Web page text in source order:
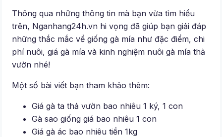
Thông qua những thông tin mà bạn vừa tìm hiểu
trên, Nganhang24h.vn hi vọng đã giúp bạn giải đáp
những thắc mắc về giống gà mía như đặc điểm, chi
phí nuôi, giá gà mía và kinh nghiệm nuôi gà mía thả
vườn nhé!
Một số bài viết bạn tham khảo thêm:
Giá gà ta thả vườn bao nhiêu 1 ký, 1 con
Gà sao giống giá bao nhiêu 1 con
Giá gà ác bao nhiêu tiền 1kg